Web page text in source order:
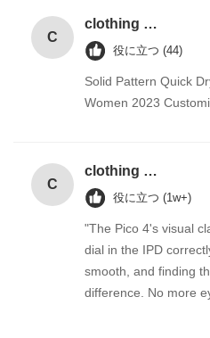
C
clothing security checkpoint eas hard tag/clothing security tags/ pencil alarm hard tag
役に立つ (44)
Solid Pattern Quick
Women 2023
C
clothing security checkpoint eas hard tag/clothing security tags/ pencil alarm hard tag
役に立つ (1w+)
"The Pico 4's visual
dial in the IPD
smooth, and finding
difference. No more